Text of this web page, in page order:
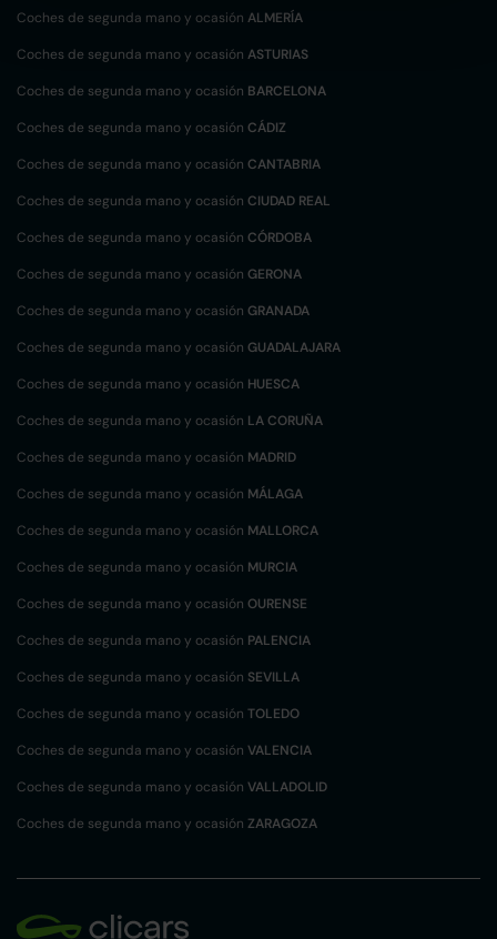
Coches de segunda mano y ocasión ALMERÍA
Coches de segunda mano y ocasión ASTURIAS
Coches de segunda mano y ocasión BARCELONA
Coches de segunda mano y ocasión CÁDIZ
Coches de segunda mano y ocasión CANTABRIA
Coches de segunda mano y ocasión CIUDAD REAL
Coches de segunda mano y ocasión CÓRDOBA
Coches de segunda mano y ocasión GERONA
Coches de segunda mano y ocasión GRANADA
Coches de segunda mano y ocasión GUADALAJARA
Coches de segunda mano y ocasión HUESCA
Coches de segunda mano y ocasión LA CORUÑA
Coches de segunda mano y ocasión MADRID
Coches de segunda mano y ocasión MÁLAGA
Coches de segunda mano y ocasión MALLORCA
Coches de segunda mano y ocasión MURCIA
Coches de segunda mano y ocasión OURENSE
Coches de segunda mano y ocasión PALENCIA
Coches de segunda mano y ocasión SEVILLA
Coches de segunda mano y ocasión TOLEDO
Coches de segunda mano y ocasión VALENCIA
Coches de segunda mano y ocasión VALLADOLID
Coches de segunda mano y ocasión ZARAGOZA